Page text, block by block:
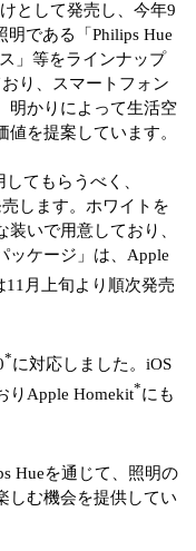
として発売し、今年9
明である「Philips Hue
」等をラインナップ
り、スマートフォン
明かりによって生活空
を提案しています。
てもらうべく、
します。ホワイトを
いで用意しており、
ッケージ」は、Apple
11月上旬より順次発売
*に対応しました。iOS
りApple Homekit*にも
Hueを通じて、照明の
しむ機会を提供してい